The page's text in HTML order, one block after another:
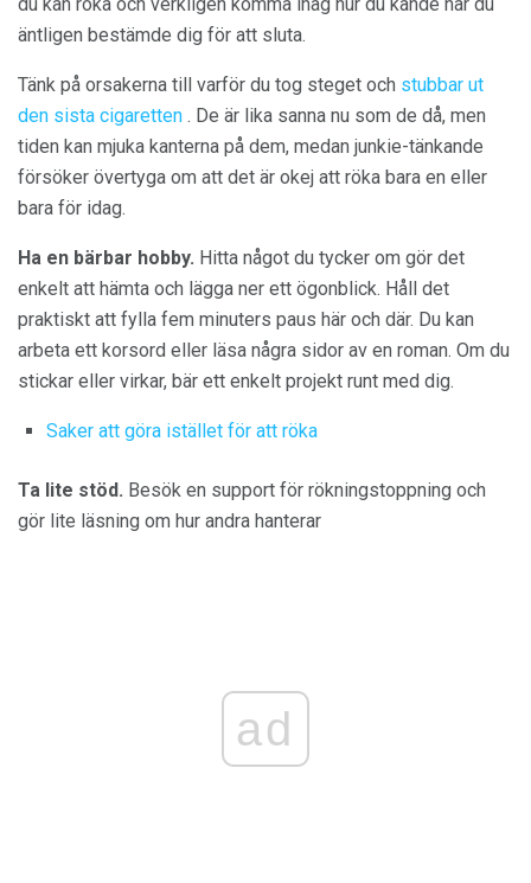
äntligen bestämde dig för att sluta.
Tänk på orsakerna till varför du tog steget och stubbar ut
den sista cigaretten . De är lika sanna nu som de då, men
tiden kan mjuka kanterna på dem, medan junkie-tänkande
försöker övertyga om att det är okej att röka bara en eller
bara för idag.
Ha en bärbar hobby. Hitta något du tycker om gör det
enkelt att hämta och lägga ner ett ögonblick. Håll det
praktiskt att fylla fem minuters paus här och där. Du kan
arbeta ett korsord eller läsa några sidor av en roman. Om du
stickar eller virkar, bär ett enkelt projekt runt med dig.
Saker att göra istället för att röka
Ta lite stöd. Besök en support för rökningstoppning och
gör lite läsning om hur andra hanterar
ad